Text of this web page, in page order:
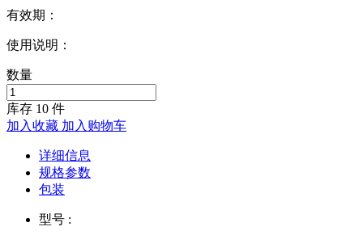
有效期：
使用说明：
数量
库存 10 件
加入收藏 加入购物车
详细信息
规格参数
包装
型号 :